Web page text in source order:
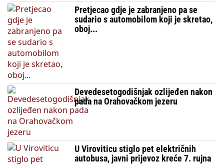
Pretjecao gdje je zabranjeno pa se
sudario s automobilom koji je skretao,
oboj...
Devedesetogodišnjak ozlijeđen nakon
pada na Orahovačkom jezeru
U Viroviticu stiglo pet električnih
autobusa, javni prijevoz kreće 7. rujna